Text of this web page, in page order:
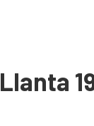
Llanta